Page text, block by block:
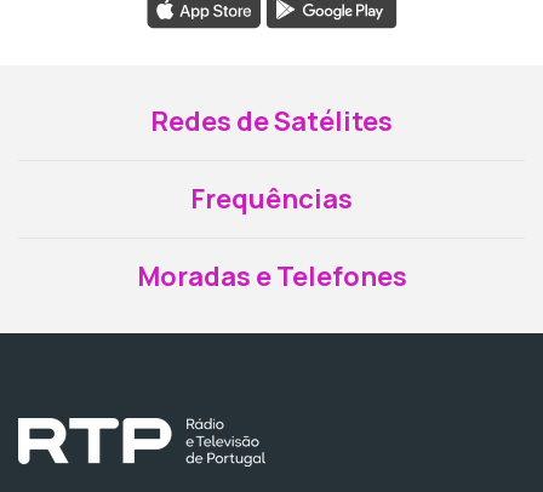
Redes de Satélites
Frequências
Moradas e Telefones